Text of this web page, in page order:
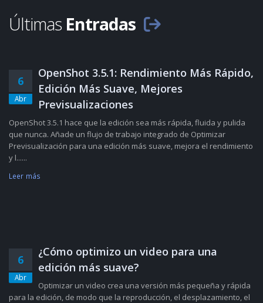
Últimas Entradas
6
Abr
OpenShot 3.5.1: Rendimiento Más Rápido,
Edición Más Suave, Mejores
Previsualizaciones
OpenShot 3.5.1 hace que la edición sea más rápida, fluida y pulida
que nunca. Añade un flujo de trabajo integrado de Optimizar
Previsualización para una edición más suave, mejora el rendimiento
y l......
Leer más
6
Abr
¿Cómo optimizo un video para una
edición más suave?
Optimizar un video crea una versión más pequeña y rápida
para la edición, de modo que la reproducción, el desplazamiento, el